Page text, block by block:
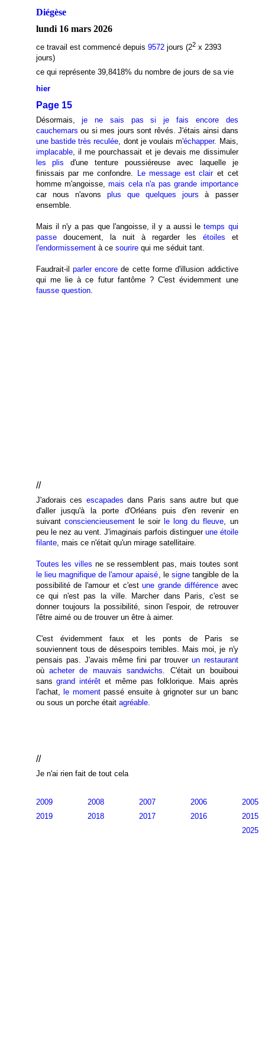
Diégèse
lundi 16 mars 2026
ce travail est commencé depuis 9572jours (22x 2393
jours)
ce qui représente 39,8418% du nombre de jours de sa vie
hier
Page 15
Désormais,je ne sais pas si je fais encore des
cauchemars ou si mes jours sont rêvés. J'étais ainsi dans
une bastide très reculée, dont je voulais m'échapper. Mais,
implacable, il me pourchassait et je devais me dissimuler
les plis d'une tenture poussiéreuse avec laquelle je
finissais par me confondre.
Le message est clairet cet
homme m'angoisse,mais cela n'a pas grande importance
car nous n'avons plus que quelques jours à passer
ensemble.
Mais il n'y a pas que l'angoisse, il y a aussi letemps qui
passedoucement, la nuit à regarder les étoiles et
l'endormissementà ce sourirequi me séduit tant.
Faudrait-il parler encore de cette forme d'illusion addictive
qui me lie à ce futur fantôme ? C'est évidemment une
fausse question.
//
J'adorais ces escapades dans Paris sans autre but que
d'aller jusqu'à la porte d'Orléans puis d'en revenir en
suivant consciencieusementle soir le long du fleuve, un
peu le nez au vent. J'imaginais parfois distinguer une étoile
filante, mais ce n'était qu'un mirage satellitaire.
Toutes les villes ne se ressemblent pas, mais toutes sont
le lieu magnifique de l'amour apaisé, le signetangible de la
possibilité de l'amour et c'estune grande différenceavec
ce qui n'est pas la ville. Marcher dans Paris, c'est se
donner toujours la possibilité, sinon l'espoir, de retrouver
l'être aimé ou de trouver un être à aimer.
C'est évidemment faux et les ponts de Paris se
souviennent tous de désespoirs terribles. Mais moi, je n'y
pensais pas. J'avais même fini par trouverun restaurant
où acheter de mauvais sandwichs. C'était un bouiboui
sansgrand intérêt et même pas folklorique. Mais après
l'achat, le momentpassé ensuite à grignoter sur un banc
ou sous un porche était agréable.
//
Je n'ai rien fait de tout cela
2009 2008 2007 2006
2005
2019
2018 2017 2016
2015
2025